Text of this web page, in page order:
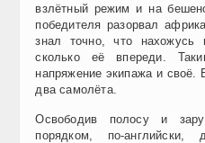
взлётный режим и на
победителя разорвал
знал точно, что
сколько её впереди.
напряжение экипажа и
два самолёта.
Освободив полосу и
порядком, по-английски,